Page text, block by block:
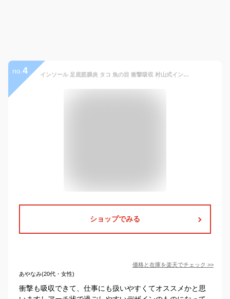
no. 4 インソール 足底筋膜炎 タコ 魚の目 衝撃吸収 村山式インソール極厚メンズ 安全靴 魚の目 長靴 疲れない アーチ 足裏が痛い かかとが痛い 足裏 かかと 中敷き ルッチェ メンズ 土踏まず 偏平足 モートン 立ち仕事 測定筋膜炎 腰痛 いんそーる 登山靴
ショップでみる
価格と在庫を楽天でチェック >>
あやなみ(20代・女性)
衝撃も吸収できて、仕事にも扱いやすくてオススメかと思